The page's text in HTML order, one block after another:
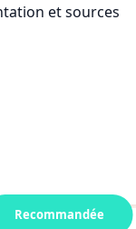
et sources
Recommandée